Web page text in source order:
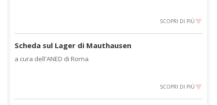
SCOPRI DI PIÙ
Scheda sul Lager di Mauthausen
a cura dell'ANED di Roma
SCOPRI DI PIÙ